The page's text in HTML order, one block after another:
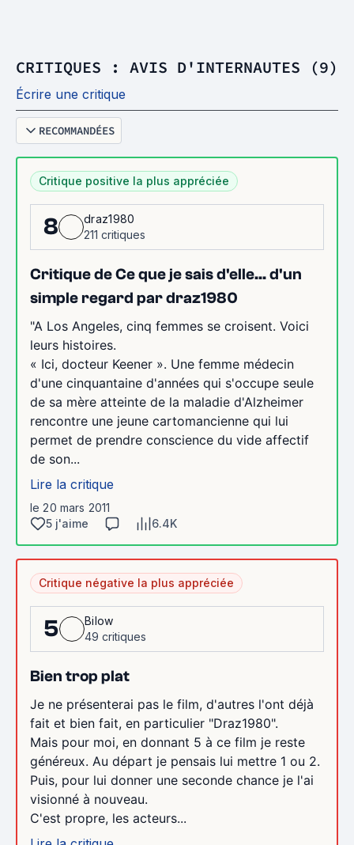
CRITIQUES : AVIS D'INTERNAUTES (9)
Écrire une critique
RECOMMANDÉES
Critique positive la plus appréciée
8
draz1980
211 critiques
Critique de Ce que je sais d'elle... d'un
simple regard par draz1980
"A Los Angeles, cinq femmes se croisent. Voici
leurs histoires.
« Ici, docteur Keener ». Une femme médecin
d'une cinquantaine d'années qui s'occupe seule
de sa mère atteinte de la maladie d'Alzheimer
rencontre une jeune cartomancienne qui lui
permet de prendre conscience du vide affectif
de son...
Lire la critique
le 20 mars 2011
5 j'aime
6.4K
Critique négative la plus appréciée
5
Bilow
49 critiques
Bien trop plat
Je ne présenterai pas le film, d'autres l'ont déjà
fait et bien fait, en particulier "Draz1980".
Mais pour moi, en donnant 5 à ce film je reste
généreux. Au départ je pensais lui mettre 1 ou 2.
Puis, pour lui donner une seconde chance je l'ai
visionné à nouveau.
C'est propre, les acteurs...